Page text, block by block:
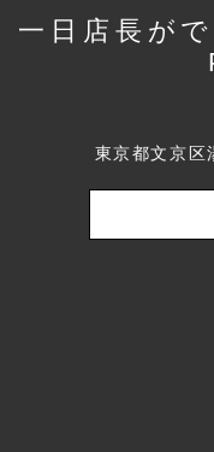
一日店長が
東京都文京